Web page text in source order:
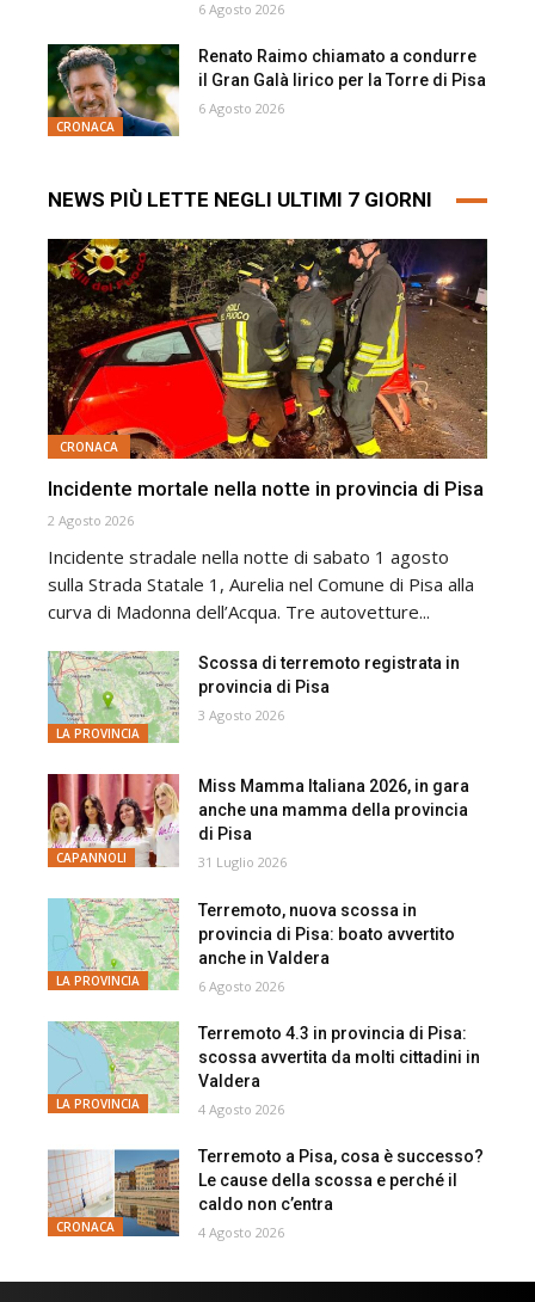
6 Agosto 2026
CRONACA
Renato Raimo chiamato a condurre
il Gran Galà lirico per la Torre di Pisa
6 Agosto 2026
NEWS PIÙ LETTE NEGLI ULTIMI 7 GIORNI
CRONACA
Incidente mortale nella notte in provincia di Pisa
2 Agosto 2026
Incidente stradale nella notte di sabato 1 agosto
sulla Strada Statale 1, Aurelia nel Comune di Pisa alla
curva di Madonna dell’Acqua. Tre autovetture...
LA PROVINCIA
Scossa di terremoto registrata in
provincia di Pisa
3 Agosto 2026
CAPANNOLI
Miss Mamma Italiana 2026, in gara
anche una mamma della provincia
di Pisa
31 Luglio 2026
LA PROVINCIA
Terremoto, nuova scossa in
provincia di Pisa: boato avvertito
anche in Valdera
6 Agosto 2026
LA PROVINCIA
Terremoto 4.3 in provincia di Pisa:
scossa avvertita da molti cittadini in
Valdera
4 Agosto 2026
CRONACA
Terremoto a Pisa, cosa è successo?
Le cause della scossa e perché il
caldo non c’entra
4 Agosto 2026